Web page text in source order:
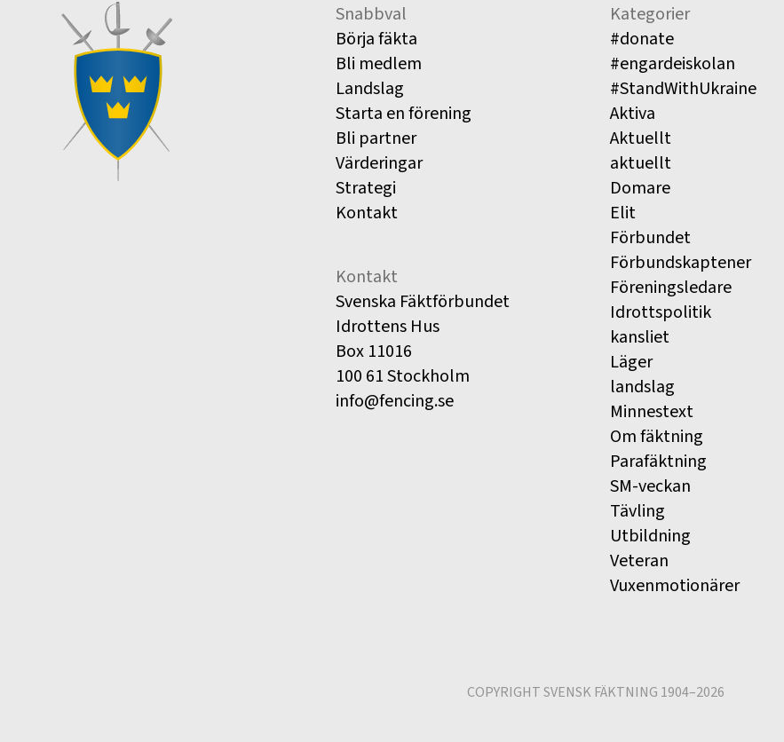
Snabbval
Börja fäkta
Bli medlem
Landslag
Starta en förening
Bli partner
Värderingar
Strategi
Kontakt
Kontakt
Svenska Fäktförbundet
Idrottens Hus
Box 11016
100 61 Stockholm
info@fencing.se
Kategorier
#donate
#engardeiskolan
#StandWithUkraine
Aktiva
Aktuellt
aktuellt
Domare
Elit
Förbundet
Förbundskaptener
Föreningsledare
Idrottspolitik
kansliet
Läger
landslag
Minnestext
Om fäktning
Parafäktning
SM-veckan
Tävling
Utbildning
Veteran
Vuxenmotionärer
COPYRIGHT SVENSK FÄKTNING 1904–2026